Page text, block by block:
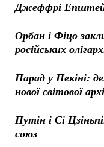
Джеффрі
Орбан і Фіцо
російських
Парад у Пекіні:
нової світової
Путін і Сі
союз